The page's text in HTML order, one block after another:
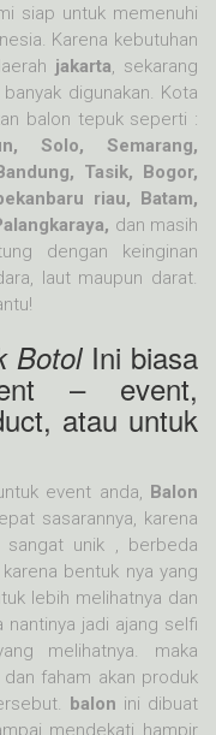
siap untuk memenuhi
Karena kebutuhan
jakarta, sekarang
banyak digunakan. Kota
balon tepuk seperti :
Solo, Semarang,
Tasik, Bogor,
riau, Batam,
dan masih
dengan keinginan
laut maupun darat.
BotolIni biasa
– event,
atau untuk
event anda, Balon
sasarannya, karena
sangat unik , berbeda
bentuk nya yang
lebih melihatnya dan
nantinya jadi ajang selfi
melihatnya. maka
faham akan produk
balon ini dibuat
mendekati hampir